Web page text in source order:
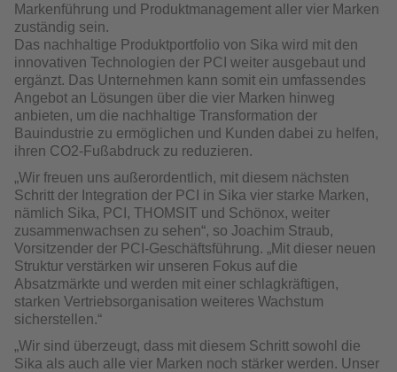
Markenführung und Produktmana­gement aller vier Marken
zuständig sein.
Das nachhaltige Produktportfolio von Sika wird mit den
innovativen Technolo­gien der PCI weiter ausgebaut und
ergänzt. Das Unternehmen kann somit ein umfassendes
Angebot an Lösungen über die vier Marken hinweg
anbieten, um die nachhaltige Transformation der
Bauindustrie zu ermöglichen und Kunden dabei zu helfen,
ihren CO2-Fußabdruck zu reduzieren.
„Wir freuen uns außerordentlich, mit diesem nächsten
Schritt der Integration der PCI in Sika vier starke Marken,
nämlich Sika, PCI, THOMSIT und Schönox, weiter
zusammenwachsen zu sehen“, so Joachim Straub,
Vorsitzen­der der PCI-Geschäftsführung. „Mit dieser neuen
Struktur verstärken wir unse­ren Fokus auf die
Absatzmärkte und werden mit einer schlagkräftigen,
starken Vertriebsorganisation weiteres Wachstum
sicherstellen.“
„Wir sind überzeugt, dass mit diesem Schritt sowohl die
Sika als auch alle vier Marken noch stärker werden. Unser